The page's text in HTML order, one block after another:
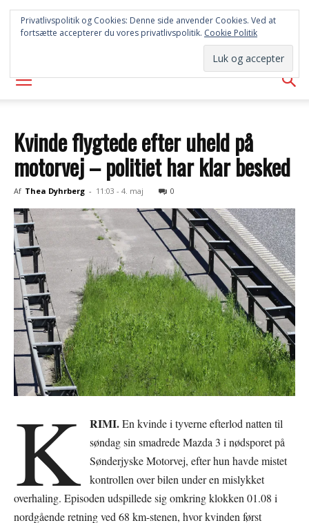
SYD
AVISEN
Kvinde flygtede efter uheld på
motorvej – politiet har klar besked
Af Thea Dyhrberg - 11:03 - 4. maj 0
K RIMI.En kvinde i tyverne efterlod natten til
søndag sin smadrede Mazda 3 i nødsporet på
Sønderjyske Motorvej, efter hun havde mistet
kontrollen over bilen under en mislykket
overhaling. Episoden udspillede sig omkring klokken 01.08 i
nordgående retning ved 68 km-stenen, hvor kvinden først
Privatlivspolitik og Cookies: Denne side anvender Cookies. Ved at
fortsætte accepterer du vores privatlivspolitik. Cookie Politik